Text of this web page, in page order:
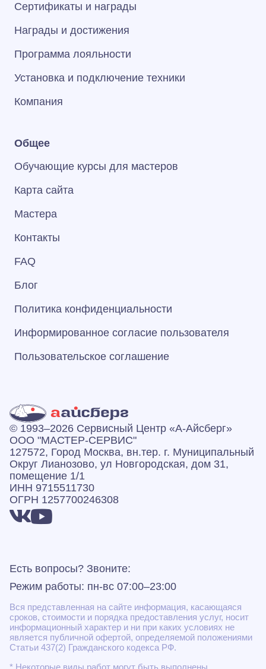
Сертификаты и награды
Награды и достижения
Программа лояльности
Установка и подключение техники
Компания
Общее
Обучающие курсы для мастеров
Карта сайта
Мастера
Контакты
FAQ
Блог
Политика конфиденциальности
Информированное согласие пользователя
Пользовательское соглашение
© 1993–2026 Сервисный Центр «А‑Айсберг»
ООО "МАСТЕР-СЕРВИС"
127572, Город Москва, вн.тер. г. Муниципальный
Округ Лианозово, ул Новгородская, дом 31,
помещение 1/1
ИНН 9715511730
ОГРН 1257700246308
Есть вопросы? Звоните:
Режим работы: пн-вс 07:00–23:00
Вся представленная на сайте информация, касающаяся
сроков, стоимости и порядка предоставления услуг, носит
информационный характер и ни при каких условиях не
является публичной офертой, определяемой положениями
Статьи 437(2) Гражданского кодекса РФ.
* Некоторые виды работ могут быть выполнены